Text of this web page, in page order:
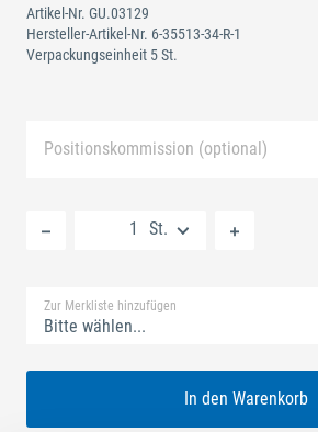
Artikel-Nr. GU.03129
Hersteller-Artikel-Nr. 6-35513-34-R-1
Verpackungseinheit 5 St.
Positionskommission (optional)
St.
Zur Merkliste hinzufügen
Bitte wählen...
In den Warenkorb